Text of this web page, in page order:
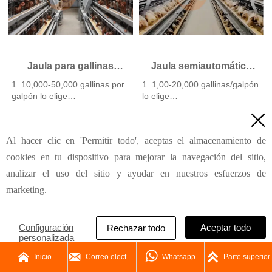
horas Whatsapp NO. :
+8618830120193
automatización
4. Cada línea de alimentación
suministra eficientemente
minutos
recepción/WhatsApp:
+8618830120193
Jaula para gallinas
ponedoras tipo A
totalmente automática
1. 10,000-50,000 gallinas por
galpón lo elige
3. Higiene mejorada ayuda a
reducir la tasa de mortalidad a
4. 1-2 técnicos pueden
manejar 15,000-30,000 aves
+8618830120193
Jaula semiautomática
tipo H para gallinas
ponedoras
1. 1,00-20,000 gallinas/galpón
lo elige
3. Galvanizado por inmersión
en caliente (revestimiento
típico ≥ 275 g/m²)
4. Reduce el amoníaco en
~35-40%
 Inicio  Correo electrónico  Whatsapp  Parte superior

Al hacer clic en 'Permitir todo', aceptas el almacenamiento de
cookies en tu dispositivo para mejorar la navegación del sitio,
analizar el uso del sitio y ayudar en nuestros esfuerzos de
marketing.
Configuración
personalizada
Rechazar todo Aceptar todo